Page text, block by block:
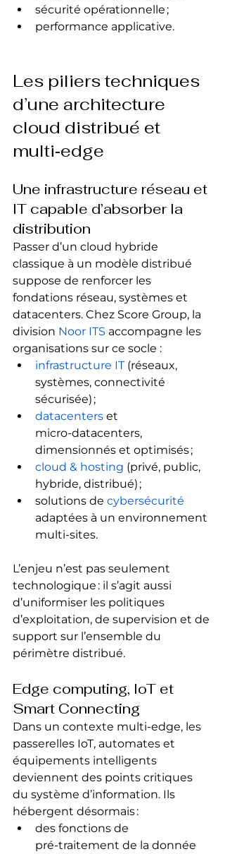
sécurité opérationnelle ;
performance applicative.
Les piliers techniques
d’une architecture
cloud distribué et
multi‑edge
Une infrastructure réseau et
IT capable d’absorber la
distribution
Passer d’un cloud hybride
classique à un modèle distribué
suppose de renforcer les
fondations réseau, systèmes et
datacenters. Chez Score Group, la
division Noor ITS accompagne les
organisations sur ce socle :
infrastructure IT (réseaux,
systèmes, connectivité
sécurisée) ;
datacenters et
micro‑datacenters,
dimensionnés et optimisés ;
cloud & hosting (privé, public,
hybride, distribué) ;
solutions de cybersécurité
adaptées à un environnement
multi‑sites.
L’enjeu n’est pas seulement
technologique : il s’agit aussi
d’uniformiser les politiques
d’exploitation, de supervision et de
support sur l’ensemble du
périmètre distribué.
Edge computing, IoT et
Smart Connecting
Dans un contexte multi‑edge, les
passerelles IoT, automates et
équipements intelligents
deviennent des points critiques
du système d’information. Ils
hébergent désormais :
des fonctions de
pré‑traitement de la donnée